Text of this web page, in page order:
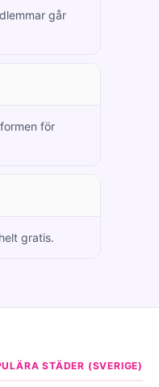
går
för
gratis.
STÄDER (SVERIGE)